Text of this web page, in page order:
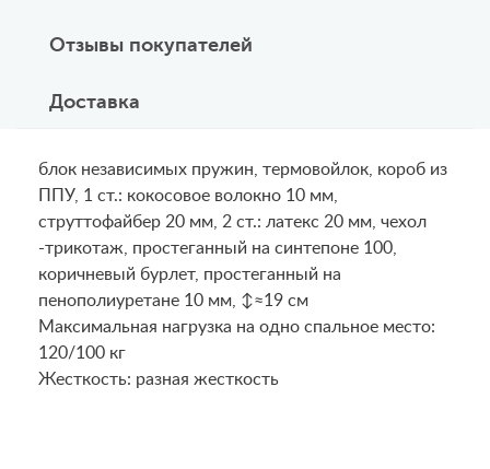
Отзывы покупателей
Доставка
блок независимых пружин, термовойлок, короб из
ППУ, 1 ст.: кокосовое волокно 10 мм,
струттофайбер 20 мм, 2 ст.: латекс 20 мм, чехол
-трикотаж, простеганный на синтепоне 100,
коричневый бурлет, простеганный на
пенополиуретане 10 мм, ↕≈19 см
Maксимальная нагрузка на одно спальное место:
120/100 кг
Жесткость: разная жесткость